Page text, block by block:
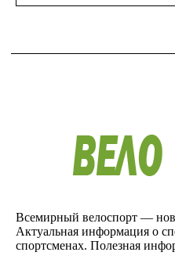
Всемирный велоспорт —
Актуальная информация о
спортсменах. Полезная